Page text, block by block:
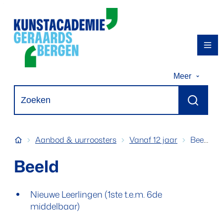
Meer
Zoeken
Startpagina
Aanbod & uurroosters Vanaf 12 jaar Beeld
Beeld
Nieuwe Leerlingen (1ste t.e.m. 6de
Nieuwe Leerlingen (1ste t.e.m. 6de
middelbaar)